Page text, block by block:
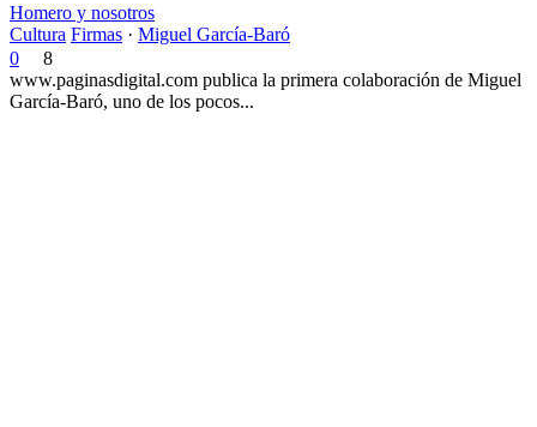
Homero y nosotros
Cultura Firmas · Miguel García-Baró
0
8
www.paginasdigital.com publica la primera colaboración de Miguel
García-Baró, uno de los pocos...